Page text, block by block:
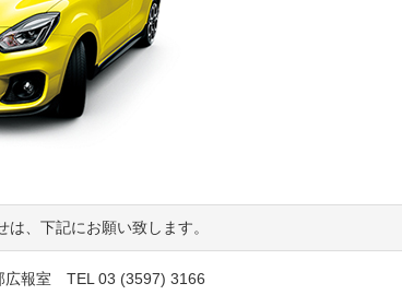
、下記にお願い致します。
広報室 TEL 03 (3597) 3166